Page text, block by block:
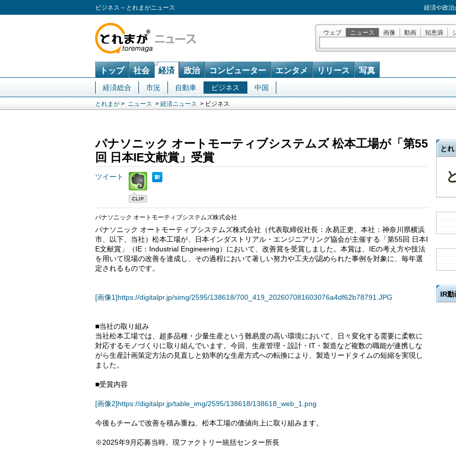
ビジネス – とれまがニュース 経済や政
ウェブ ニュース 画像 動画 知恵袋
トップ 社会 経済 政治 コンピューター エンタメ リリース 写真
経済総合 市況 自動車 ビジネス 中国
とれまが > ニュース > 経済ニュース > ビジネス
パナソニック オートモーティブシステムズ 松本工場が「第55
回 日本IE文献賞」受賞
ツイート
パナソニック オートモーティブシステムズ株式会社
パナソニック オートモーティブシステムズ株式会社（代表取締役社長：永易正吏、本社：神奈川県横浜
市、以下、当社）松本工場が、日本インダストリアル・エンジニアリング協会が主催する「第55回 日本I
E文献賞」（IE：Industrial Engineering）において、改善賞を受賞しました。本賞は、IEの考え方や技法
を用いて現場の改善を達成し、その過程において著しい努力や工夫が認められた事例を対象に、毎年選
定されるものです。
[画像1]https://digitalpr.jp/simg/2595/138618/700_419_202607081603076a4df62b78791.JPG
■当社の取り組み
当社松本工場では、超多品種・少量生産という難易度の高い環境において、日々変化する需要に柔軟に
対応するモノづくりに取り組んでいます。今回、生産管理・設計・IT・製造など複数の職能が連携しな
がら生産計画策定方法の見直しと効率的な生産方式への転換により、製造リードタイムの短縮を実現し
ました。
■受賞内容
[画像2]https://digitalpr.jp/table_img/2595/138618/138618_web_1.png
今後もチームで改善を積み重ね、松本工場の価値向上に取り組みます。
※2025年9月応募当時。現ファクトリー統括センター所長
とれ
IR動